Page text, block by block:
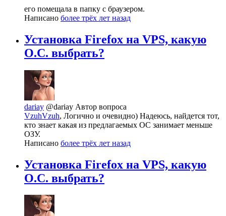
его помещала в папку с браузером.
Написано более трёх лет назад
Установка Firefox на VPS, какую
О.С. выбрать?
dariay @dariay Автор вопроса
VzuhVzuh, Логично и очевидно) Надеюсь, найдется тот,
кто знает какая из предлагаемых ОС занимает меньше
ОЗУ.
Написано более трёх лет назад
Установка Firefox на VPS, какую
О.С. выбрать?